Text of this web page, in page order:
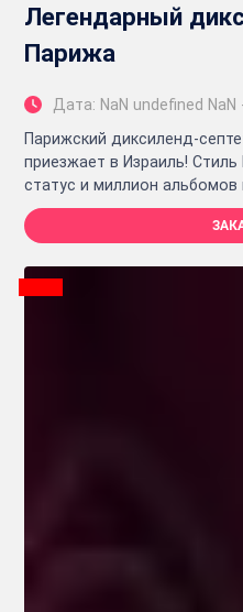
Легендарный
Парижа
Дата: NaN undefined NaN
Парижский диксиленд-
приезжает в Израиль!
статус и миллион альбомов